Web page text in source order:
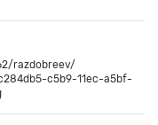
razdobreev/
c5b9-11ec-a5bf-